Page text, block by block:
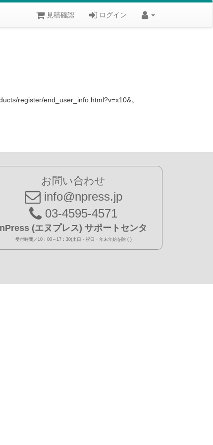
見積確認 ログイン
register/end_user_info.html?v=x10&。
お問い合わせ
info@npress.jp
03-4595-4571
nPress (エヌプレス) サポートセンタ
受付時間／10：00～17：30(土日・祝日・年末年始を除く)